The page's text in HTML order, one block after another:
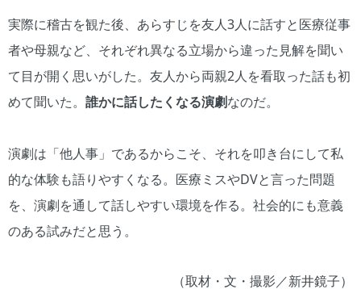
実際に稽古を観た後、あらすじを友人3人に話すと医療従事
者や母親など、それぞれ異なる立場から違った見解を聞い
て目が開く思いがした。友人から両親2人を看取った話も初
めて聞いた。 誰かに話したくなる演劇なのだ。
演劇は「他人事」であるからこそ、それを叩き台にして私
的な体験も語りやすくなる。医療ミスやDVと言った問題
を、演劇を通して話しやすい環境を作る。社会的にも意義
のある試みだと思う。
（取材・文・撮影／新井鏡子）